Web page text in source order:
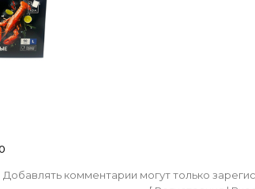
Добавлять комментарии могут только